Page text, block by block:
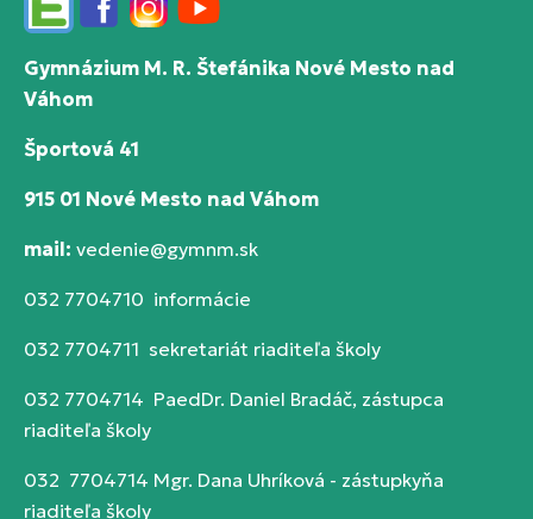
EdupageFacebookInstagram
YouTube
Gymnázium M. R. Štefánika Nové Mesto nad
Váhom
Športová 41
915 01 Nové Mesto nad Váhom
mail: vedenie@gymnm.sk
032 7704710 informácie
032 7704711 sekretariát riaditeľa školy
032 7704714 PaedDr. Daniel Bradáč, zástupca
riaditeľa školy
032 7704714 Mgr. Dana Uhríková - zástupkyňa
riaditeľa školy